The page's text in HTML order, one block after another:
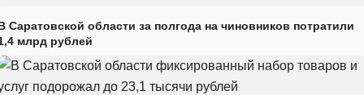
Саратовской области за полгода на чиновников потратили
млрд рублей